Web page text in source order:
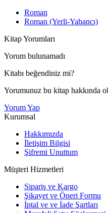
Roman
Roman (Yerli-Yabancı)
Kitap Yorumları
Yorum bulunamadı
Kitabı beğendiniz mi?
Yorumunuz bu kitap hakkında
Yorum Yap
Kurumsal
Hakkımızda
İletişim Bilgisi
Şifremi Unuttum
Müşteri Hizmetleri
Sipariş ve Kargo
Şikayet ve Öneri Formu
İptal ve ve İade Şartları